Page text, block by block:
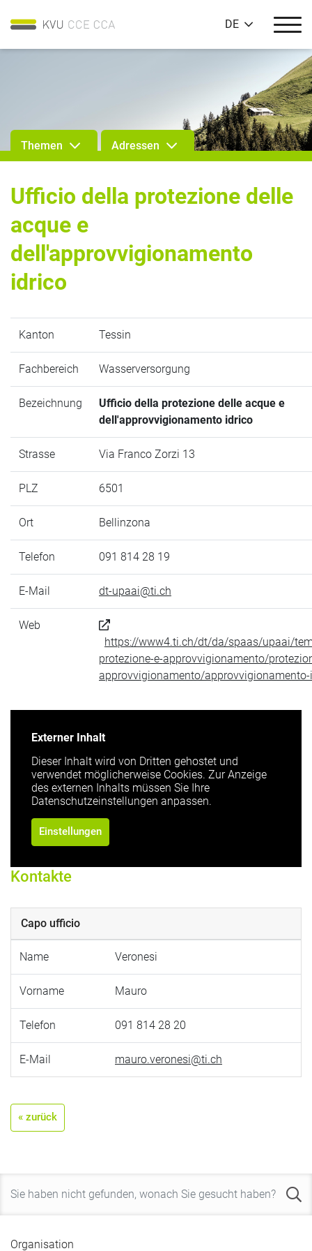
DE
Themen Adressen
Ufficio della protezione delle
acque e
dell'approvvigionamento
idrico
Kanton Tessin
Fachbereich Wasserversorgung
Bezeichnung
Ufficio della protezione delle acque e
dell'approvvigionamento idrico
Strasse Via Franco Zorzi 13
PLZ 6501
Ort Bellinzona
Telefon 091 814 28 19
E-Mail dt-upaai@ti.ch
Web
https://www4.ti.ch/dt/da/spaas/upaai/
protezione-e-approvvigionamento/
approvvigionamento/
Externer Inhalt
Dieser Inhalt wird von Dritten gehostet und
verwendet möglicherweise Cookies. Zur Anzeige
des externen Inhalts müssen Sie Ihre
Datenschutzeinstellungen anpassen.
Einstellungen
Kontakte
Capo ufficio
Name Veronesi
Vorname Mauro
Telefon 091 814 28 20
E-Mail mauro.veronesi@ti.ch
« zurück
Organisation